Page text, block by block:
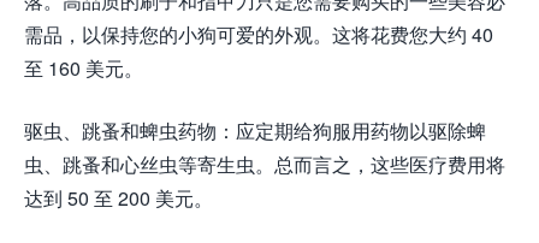
需品，以保持您的小狗可爱的外观。这将花费您大约 40
至 160 美元。
驱虫、跳蚤和蜱虫药物：应定期给狗服用药物以驱除蜱
虫、跳蚤和心丝虫等寄生虫。总而言之，这些医疗费用将
达到 50 至 200 美元。